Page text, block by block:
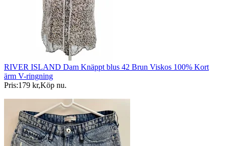
RIVER ISLAND Dam Knäppt blus 42 Brun Viskos 100% Kort
ärm V-ringning
Pris:179 kr,Köp nu.